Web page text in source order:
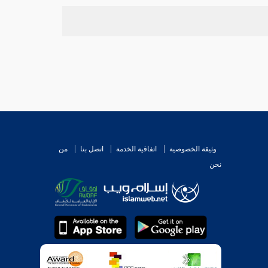
،وإسحاقفي رواية .
غسل رجليه ، وإلا استأنف .
وثيقة الخصوصية اتفاقية الخدمة اتصل بنا
من
نحن